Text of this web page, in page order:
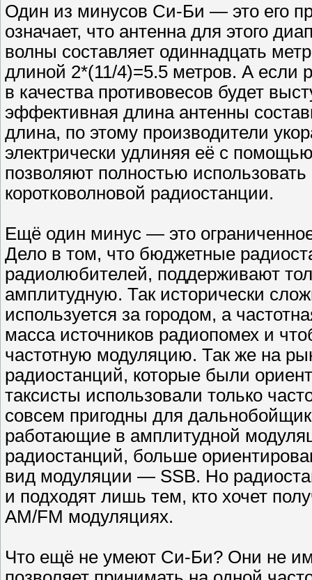
Один из минусов Си-Би — это его
означает, что антенна для этого
волны составляет одиннадцать
длиной 2*(11/4)=5.5 метров. А если
в качества противовесов будет
эффективная длина антенны
длина, по этому производители
электрически удлиняя её с
позволяют полностью
коротковолновой радиостанции.
Ещё один минус — это
Дело в том, что бюджетные
радиолюбителей, поддерживают
амплитудную. Так исторически
используется за городом, а
масса источников радиопомех и
частотную модуляцию. Так же на
радиостанций, которые были
таксисты использовали только
совсем пригодны для
работающие в амплитудной
радиостанций, больше
вид модуляции — SSB. Но
и подходят лишь тем, кто хочет
AM/FM модуляциях.
Что ещё не умеют Си-Би? Они не